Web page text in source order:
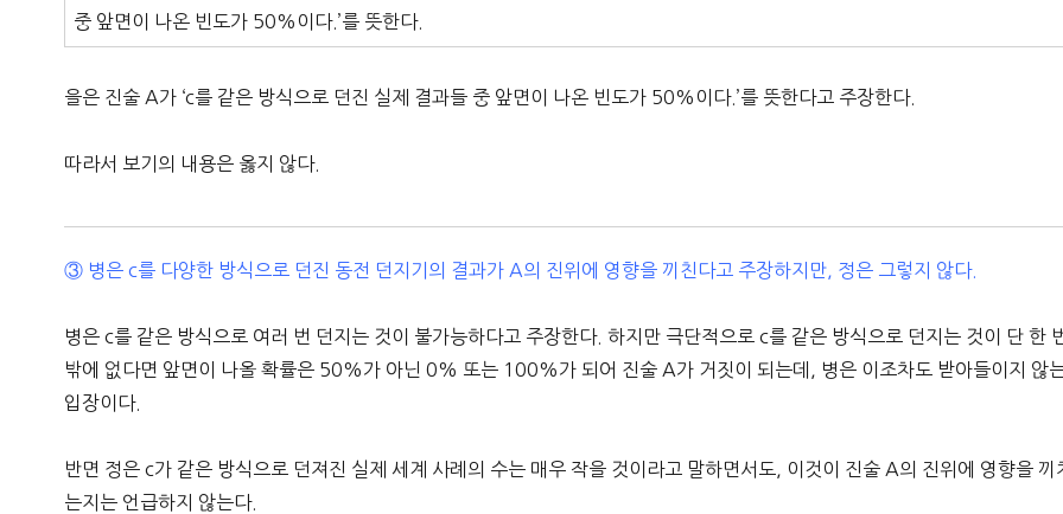
중 앞면이 나온 빈도가 50%이다.’를 뜻한다.
을은 진술 A가 ‘c를 같은 방식으로 던진 실제 결과들 중 앞면이 나온 빈도가 50%이다.’를 뜻한다고 주장한다.
따라서 보기의 내용은 옳지 않다.
③ 병은 c를 다양한 방식으로 던진 동전 던지기의 결과가 A의 진위에 영향을 끼친다고 주장하지만, 정은 그렇지 않다.
병은 c를 같은 방식으로 여러 번 던지는 것이 불가능하다고 주장한다. 하지만 극단적으로 c를 같은 방식으로 던지는 것이 단 한
밖에 없다면 앞면이 나올 확률은 50%가 아닌 0% 또는 100%가 되어 진술 A가 거짓이 되는데, 병은 이조차도 받아들이지 않
입장이다.
반면 정은 c가 같은 방식으로 던져진 실제 세계 사례의 수는 매우 작을 것이라고 말하면서도, 이것이 진술 A의 진위에 영향을 끼
는지는 언급하지 않는다.